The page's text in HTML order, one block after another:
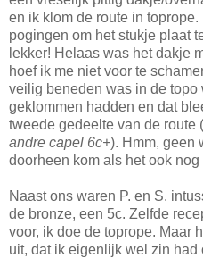
en ik klom de route in
pogingen om het stukje plaat
lekker! Helaas was het dakje
hoef ik me niet voor te
veilig beneden was in de
geklommen hadden en dat
tweede gedeelte van de route (
andre capel 6c+). Hmm, geen
doorheen kom als het ook
Naast ons waren P. en S.
de bronze, een 5c. Zelfde
voor, ik doe de toprope. Maar
uit, dat ik eigenlijk wel zin had